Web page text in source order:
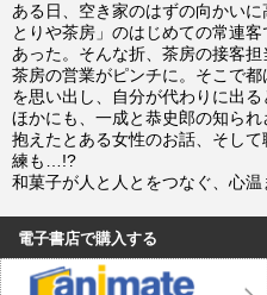
ある日、空き家のはずの向かい
とりや茶房」のはじめての常連
あった。そんな折、茶房の接客担
茶房の営業がピンチに。そこで
を思い出し、自分が代わりに出
ほかにも、一成と恭史郎の知ら
抱えたとある女性のお話、そし
練も…!?
和菓子が人と人とをつなぐ、心温
電子書店で購入する